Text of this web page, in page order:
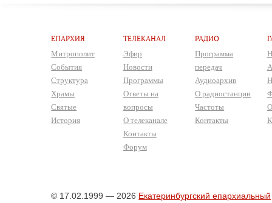
ЕПАРХИЯ
Митрополит
События
Структура
Храмы
Святые
История
ТЕЛЕКАНАЛ
Эфир
Новости
Программы
Ответы на
вопросы
О телеканале
Контакты
Форум
РАДИО
Программа
передач
Аудиоархив
О радиостанции
Частоты
Контакты
© 17.02.1999 — 2026 Екатеринбургский епархиальный